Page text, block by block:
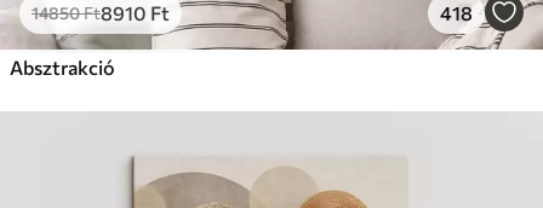
14850Ft8910 Ft 418
Absztrakció